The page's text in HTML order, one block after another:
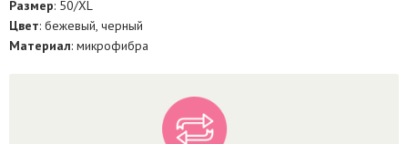
Размер: 50/XL
Цвет: бежевый, черный
Материал: микрофибра